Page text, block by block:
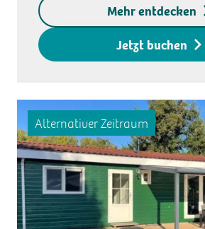
Mehr entdecken
Jetzt buchen
Alternativer Zeitraum